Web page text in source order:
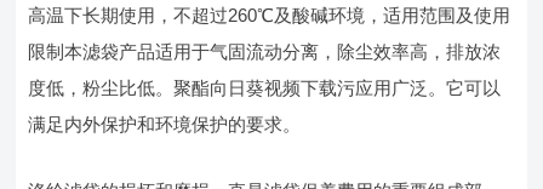
高温下长期使用，不超过260℃及酸碱环境，适用范围及使用
限制本滤袋产品适用于气固流动分离，除尘效率高，排放浓
度低，粉尘比低。聚酯向日葵视频下载污应用广泛。它可以
满足内外保护和环境保护的要求。